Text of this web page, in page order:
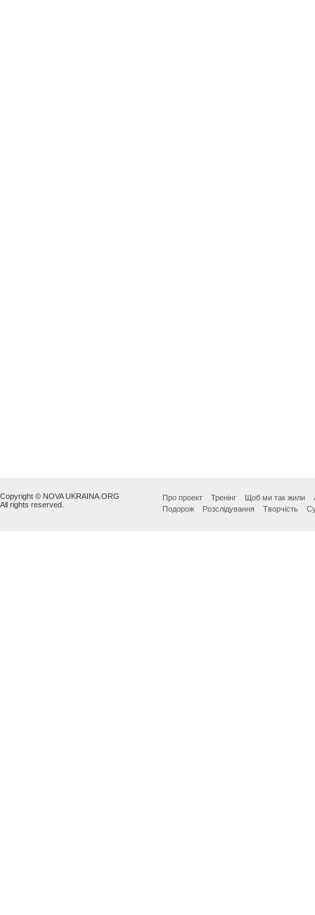
Copyright © NOVA UKRAINA.ORG
All rights reserved.
Про проект Тренінг Щоб ми так жили
Подорож
Розслідування Творчість